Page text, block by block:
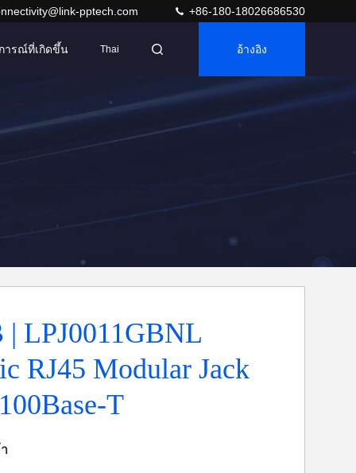
pptech.com +86-180-18026686530
ารณ์ที่เกิดขึ้น Thai อ้างอิง
| LPJ0011GBNL
RJ45 Modular Jack
T